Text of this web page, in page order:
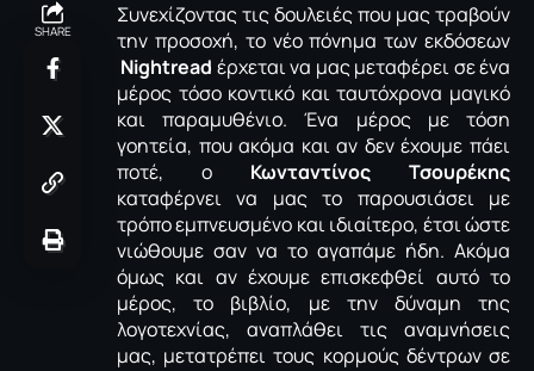
SHARE
Συνεχίζοντας τις δουλειές που μας τραβούν
την προσοχή, το νέο πόνημα των εκδόσεων
Nightread έρχεται να μας μεταφέρει σε ένα
μέρος τόσο κοντικό και ταυτόχρονα μαγικό
και παραμυθένιο. Ένα μέρος με τόση
γοητεία, που ακόμα και αν δεν έχουμε πάει
ποτέ, ο Κωνταντίνος Τσουρέκης
καταφέρνει να μας το παρουσιάσει με
τρόπο εμπνευσμένο και ιδιαίτερο, έτσι ώστε
νιώθουμε σαν να το αγαπάμε ήδη. Ακόμα
όμως και αν έχουμε επισκεφθεί αυτό το
μέρος, το βιβλίο, με την δύναμη της
λογοτεχνίας, αναπλάθει τις αναμνήσεις
μας, μετατρέπει τους κορμούς δέντρων σε